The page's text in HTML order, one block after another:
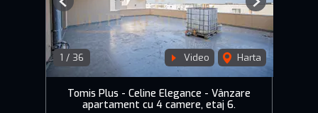
1 / 36 Video Harta
Previous Next
Tomis Plus - Celine Elegance - Vânzare
apartament cu 4 camere, etaj 6.